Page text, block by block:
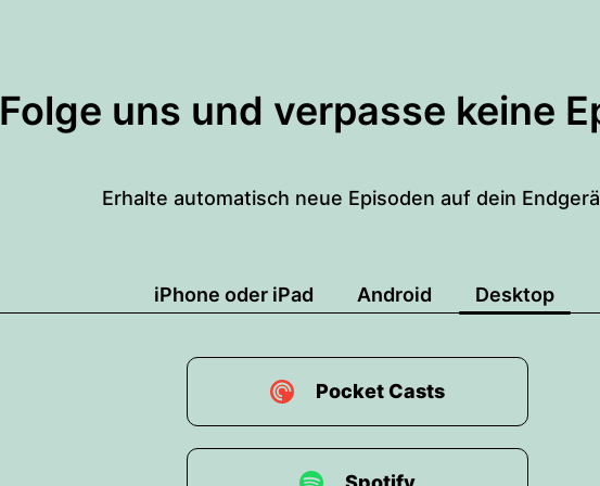
Folge uns und verpasse keine
Erhalte automatisch neue Episoden auf dein
iPhone oder iPad Android Desktop
Pocket Casts